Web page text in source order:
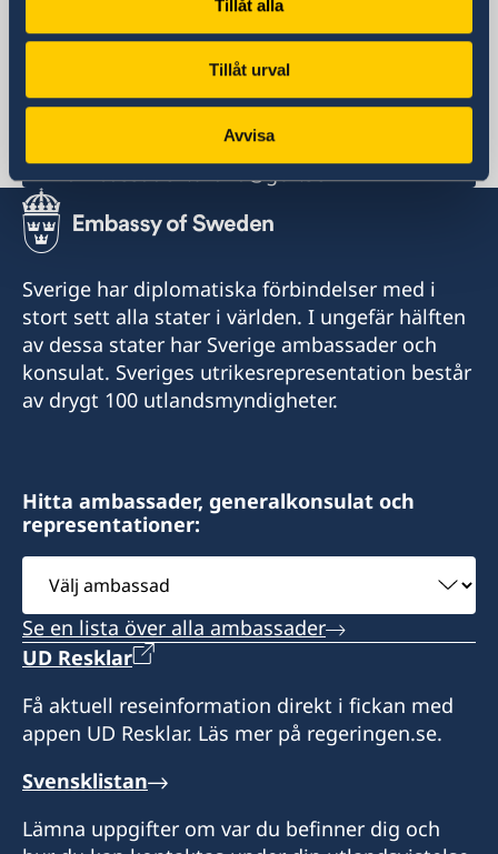
Tillåt alla
Tillåt urval
Avvisa
Telefonnummer
+355 4 238 06 50
Fax
ambassaden.tirana@gov.se
Sverige har diplomatiska förbindelser med i
stort sett alla stater i världen. I ungefär hälften
av dessa stater har Sverige ambassader och
konsulat. Sveriges utrikesrepresentation består
av drygt 100 utlandsmyndigheter.
Hitta ambassader, generalkonsulat och
representationer:
Välj
ambassad
Se en lista över alla ambassader
UD Resklar
Få aktuell reseinformation direkt i fickan med
appen UD Resklar. Läs mer på regeringen.se.
Svensklistan
Lämna uppgifter om var du befinner dig och